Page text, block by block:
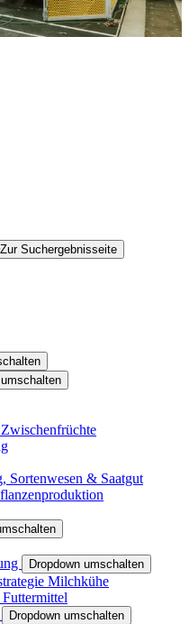
Zur Suchergebnisseite
Sortenwesen & Saatgut
Dropdown umschalten
Milchkühe
Dropdown umschalten